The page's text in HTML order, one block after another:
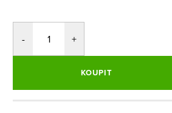
KOUPIT